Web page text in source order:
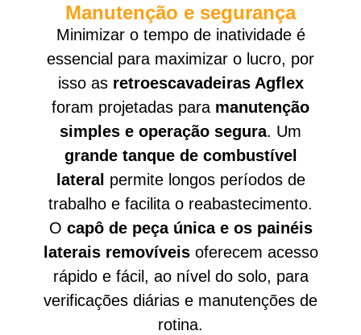
Manutenção e segurança
Minimizar o tempo de inatividade é
essencial para maximizar o lucro, por
isso as retroescavadeiras Agflex
foram projetadas para manutenção
simples e operação segura. Um
grande tanque de combustível
lateral permite longos períodos de
trabalho e facilita o reabastecimento.
O capô de peça única e os painéis
laterais removíveisoferecem acesso
rápido e fácil, ao nível do solo, para
verificações diárias e manutenções de
rotina.